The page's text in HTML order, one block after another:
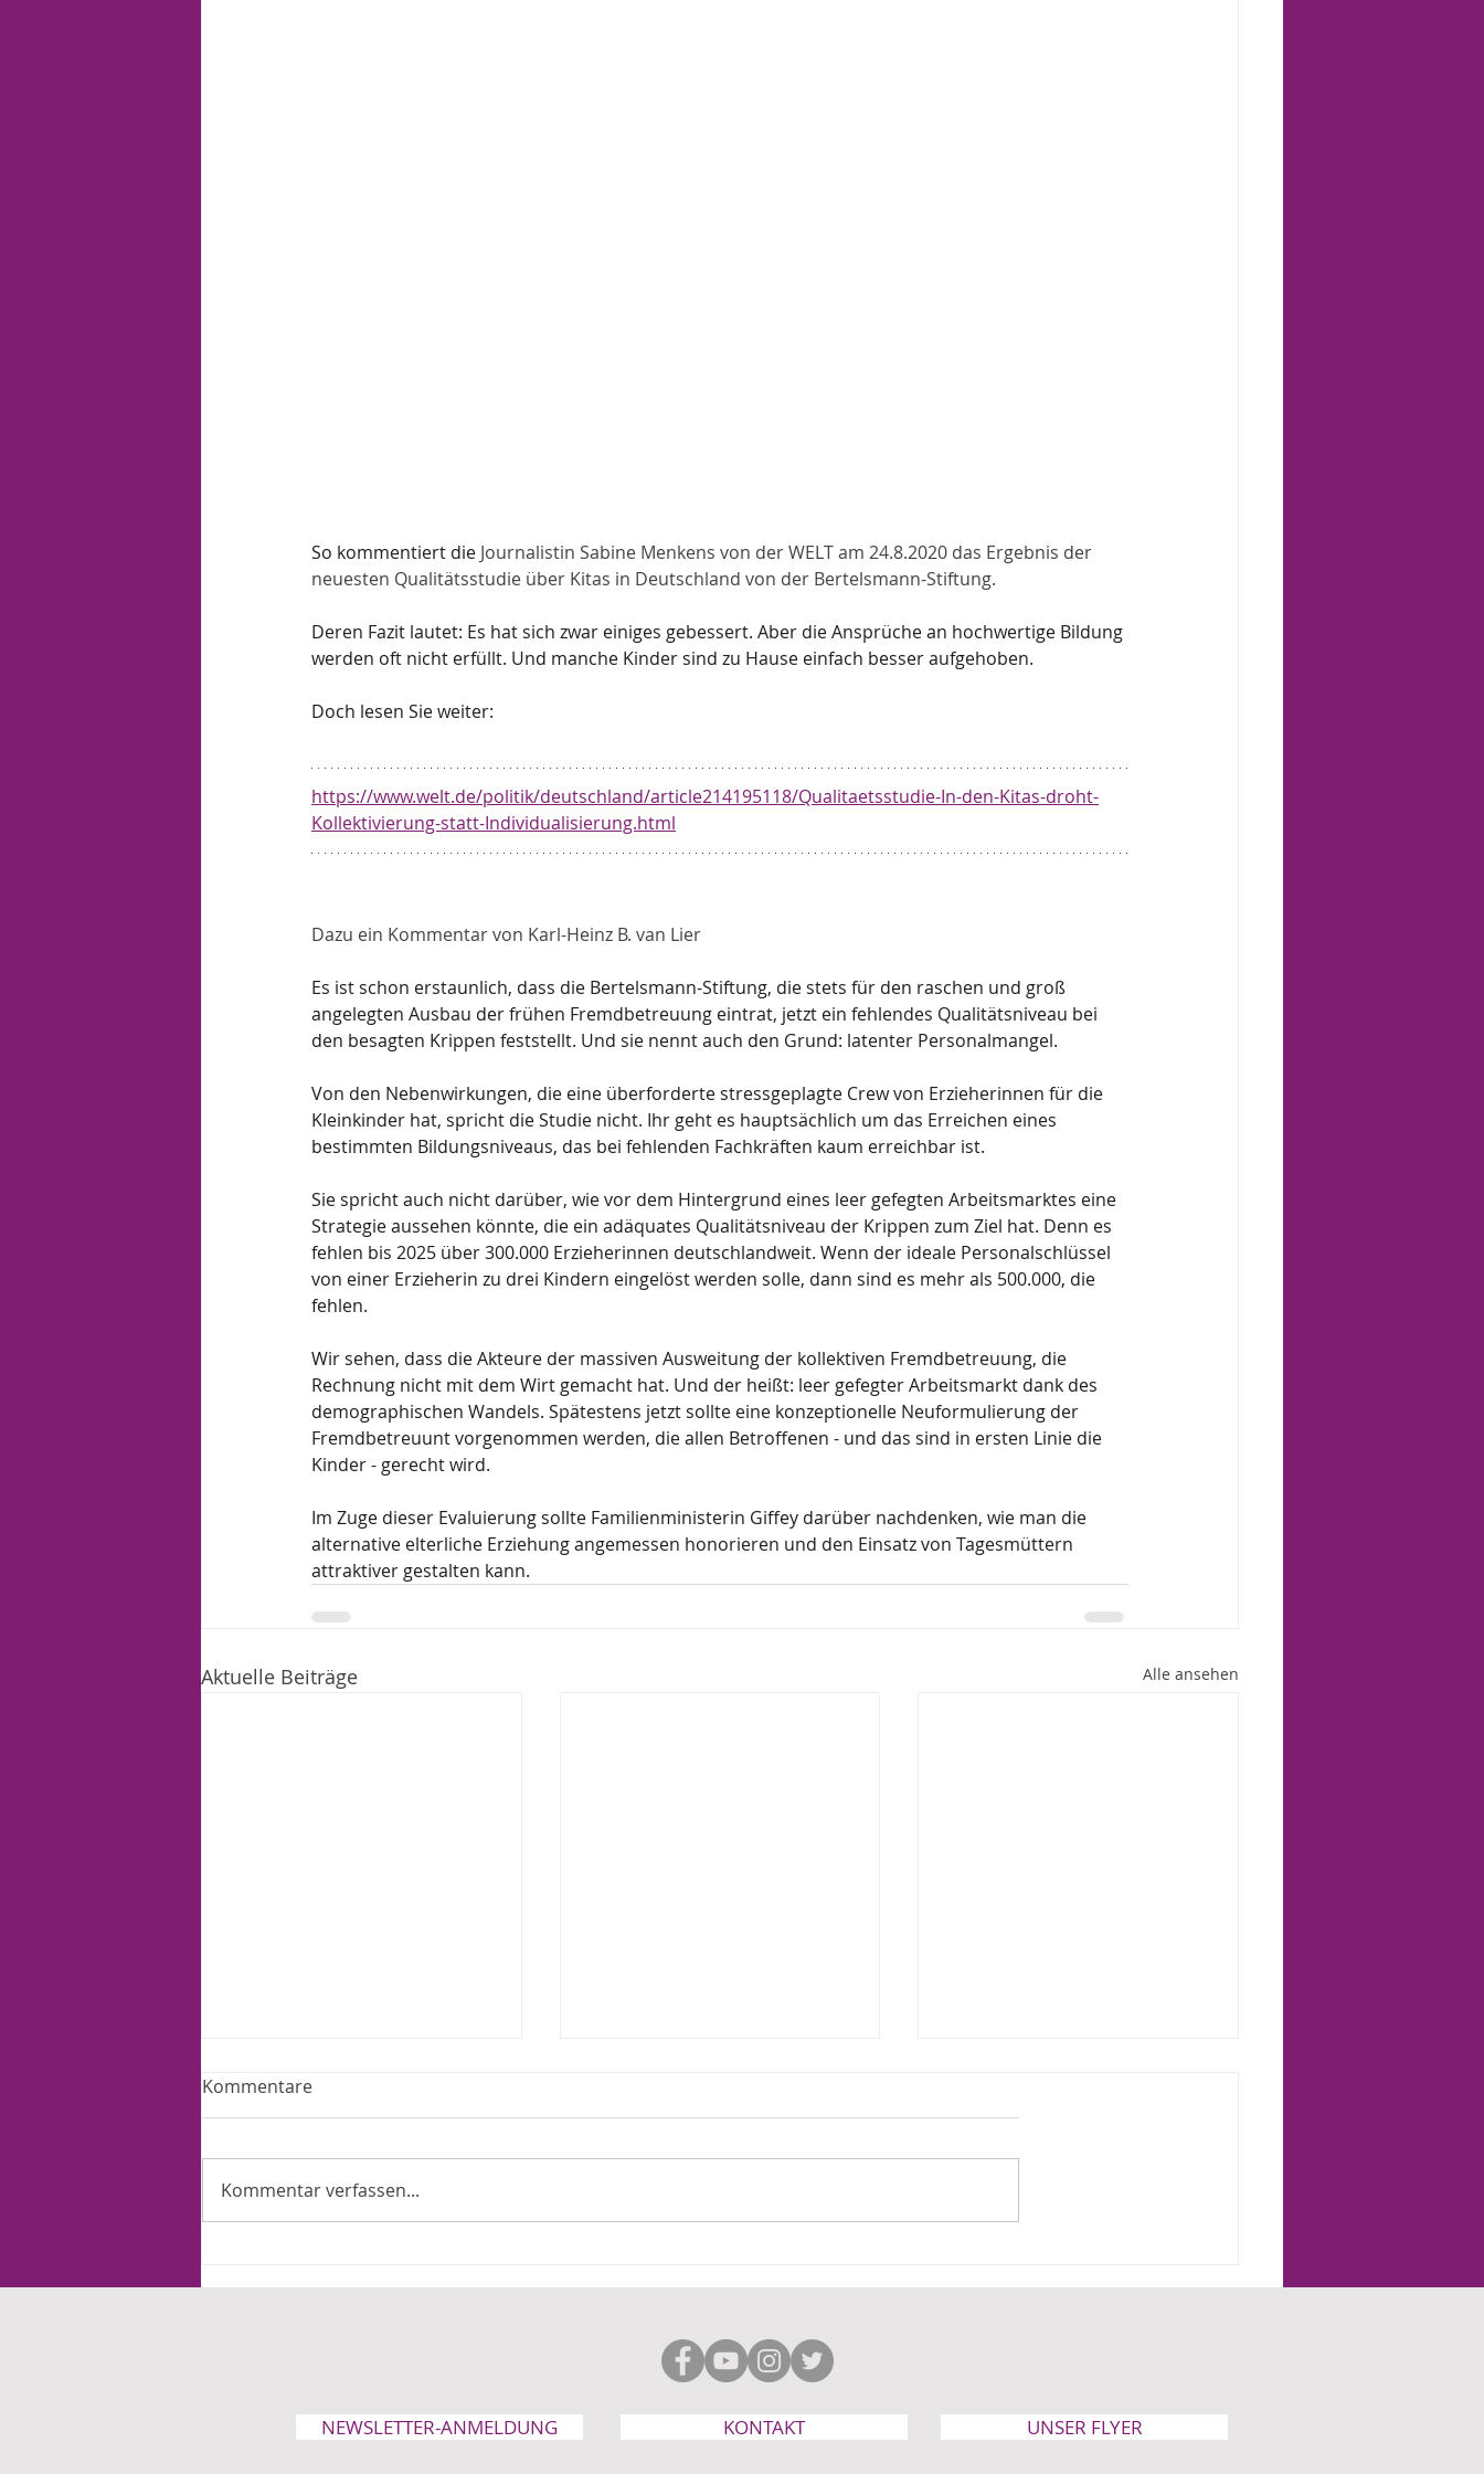
So kommentiert die Journalistin Sabine Menkens von der WELT am 24.8.2020 das Ergebnis der
neuesten Qualitätsstudie über Kitas in Deutschland von der Bertelsmann-Stiftung.
Deren Fazit lautet: Es hat sich zwar einiges gebessert. Aber die Ansprüche an hochwertige Bildung
werden oft nicht erfüllt. Und manche Kinder sind zu Hause einfach besser aufgehoben.
Doch lesen Sie weiter:
https://www.welt.de/politik/deutschland/article214195118/Qualitaetsstudie-In-den-Kitas-droht-
Kollektivierung-statt-Individualisierung.html
Dazu ein Kommentar von Karl-Heinz B. van Lier
Es ist schon erstaunlich, dass die Bertelsmann-Stiftung, die stets für den raschen und groß
angelegten Ausbau der frühen Fremdbetreuung eintrat, jetzt ein fehlendes Qualitätsniveau bei
den besagten Krippen feststellt. Und sie nennt auch den Grund: latenter Personalmangel.
Von den Nebenwirkungen, die eine überforderte stressgeplagte Crew von Erzieherinnen für die
Kleinkinder hat, spricht die Studie nicht. Ihr geht es hauptsächlich um das Erreichen eines
bestimmten Bildungsniveaus, das bei fehlenden Fachkräften kaum erreichbar ist.
Sie spricht auch nicht darüber, wie vor dem Hintergrund eines leer gefegten Arbeitsmarktes eine
Strategie aussehen könnte, die ein adäquates Qualitätsniveau der Krippen zum Ziel hat. Denn es
fehlen bis 2025 über 300.000 Erzieherinnen deutschlandweit. Wenn der ideale Personalschlüssel
von einer Erzieherin zu drei Kindern eingelöst werden solle, dann sind es mehr als 500.000, die
fehlen.
Wir sehen, dass die Akteure der massiven Ausweitung der kollektiven Fremdbetreuung, die
Rechnung nicht mit dem Wirt gemacht hat. Und der heißt: leer gefegter Arbeitsmarkt dank des
demographischen Wandels. Spätestens jetzt sollte eine konzeptionelle Neuformulierung der
Fremdbetreuunt vorgenommen werden, die allen Betroffenen - und das sind in ersten Linie die
Kinder - gerecht wird.
Im Zuge dieser Evaluierung sollte Familienministerin Giffey darüber nachdenken, wie man die
alternative elterliche Erziehung angemessen honorieren und den Einsatz von Tagesmüttern
attraktiver gestalten kann.
Aktuelle Beiträge Alle ansehen
Familie tragen die Lasten
Kommentar von Judith
Familien Abbau: Die
Kommentare
Kommentar verfassen...
NEWSLETTER-ANMELDUNG KONTAKT UNSER FLYER